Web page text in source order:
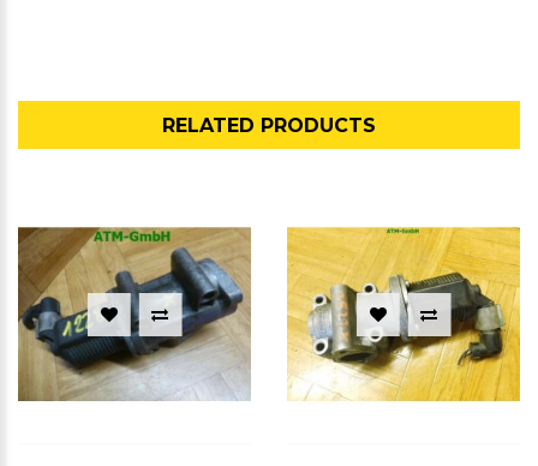
RELATED PRODUCTS